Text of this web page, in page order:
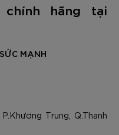
chính hãng tại
MẠNH
Trung, Q.Thanh